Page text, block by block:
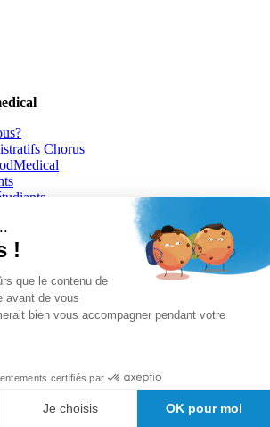
Chorus
PDF
pour les médecins
: le logiciel kiné
!
que le contenu de
avant de vous
bien vous accompagner pendant votre
certifiés par
Je choisis OK pour moi